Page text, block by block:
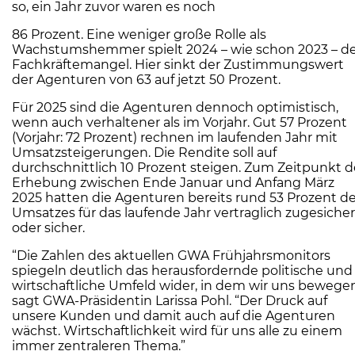
so, ein Jahr zuvor waren es noch
86 Prozent. Eine weniger große Rolle als
Wachstumshemmer spielt 2024 – wie schon 2023 –
Fachkräftemangel. Hier sinkt der Zustimmungswert
der Agenturen von 63 auf jetzt 50 Prozent.
Für 2025 sind die Agenturen dennoch optimistisch,
wenn auch verhaltener als im Vorjahr. Gut 57 Prozent
(Vorjahr: 72 Prozent) rechnen im laufenden Jahr mit
Umsatzsteigerungen. Die Rendite soll auf
durchschnittlich 10 Prozent steigen. Zum Zeitpunkt
Erhebung zwischen Ende Januar und Anfang März
2025 hatten die Agenturen bereits rund 53 Prozent
Umsatzes für das laufende Jahr vertraglich
oder sicher.
“Die Zahlen des aktuellen GWA Frühjahrsmonitors
spiegeln deutlich das herausfordernde politische und
wirtschaftliche Umfeld wider, in dem wir uns
sagt GWA-Präsidentin Larissa Pohl. “Der Druck auf
unsere Kunden und damit auch auf die Agenturen
wächst. Wirtschaftlichkeit wird für uns alle zu einem
immer zentraleren Thema.”